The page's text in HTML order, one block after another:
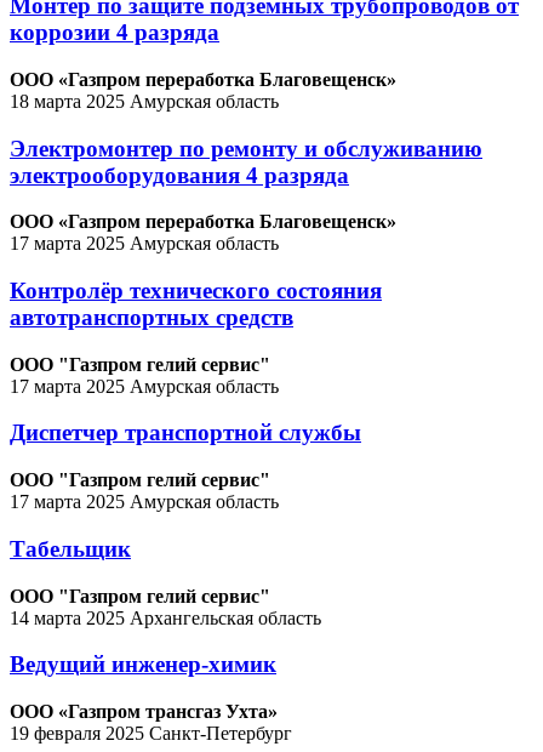
Монтер по защите подземных трубопроводов от
коррозии 4 разряда
ООО «Газпром переработка Благовещенск»
18 марта 2025 Амурская область
Электромонтер по ремонту и обслуживанию
электрооборудования 4 разряда
ООО «Газпром переработка Благовещенск»
17 марта 2025 Амурская область
Контролёр технического состояния
автотранспортных средств
ООО "Газпром гелий сервис"
17 марта 2025 Амурская область
Диспетчер транспортной службы
ООО "Газпром гелий сервис"
17 марта 2025 Амурская область
Табельщик
ООО "Газпром гелий сервис"
14 марта 2025 Архангельская область
Ведущий инженер-химик
ООО «Газпром трансгаз Ухта»
19 февраля 2025 Санкт-Петербург